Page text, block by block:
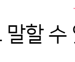
말할